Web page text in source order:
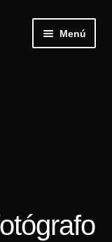
Menú
hijo